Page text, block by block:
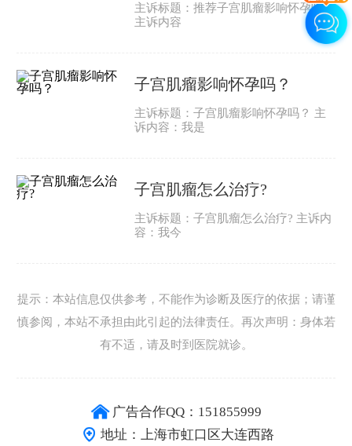
主诉标题：推荐子宫肌瘤影响怀孕吗？
主诉内容
子宫肌瘤影响怀孕吗？
主诉标题：子宫肌瘤影响怀孕吗？ 主
诉内容：我是
子宫肌瘤怎么治疗?
主诉标题：子宫肌瘤怎么治疗? 主诉内
容：我今
提示：本站信息仅供参考，不能作为诊断及医疗的依据；请谨
慎参阅，本站不承担由此引起的法律责任。再次声明：身体若
有不适，请及时到医院就诊。
广告合作QQ：151855999
地址：上海市虹口区大连西路